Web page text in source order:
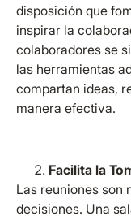
disposición que
inspirar la
colaboradores se
las herramientas
compartan ideas,
manera efectiva.
Facilita la
Las reuniones son
decisiones. Una